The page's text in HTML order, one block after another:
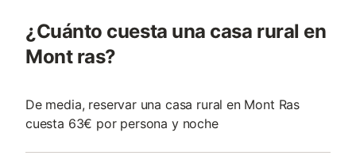
¿Cuánto cuesta una casa rural en
Mont ras?
De media, reservar una casa rural en Mont Ras
cuesta 63€ por persona y noche